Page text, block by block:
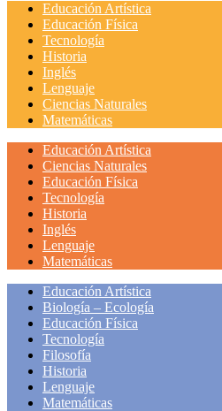
Educación Artística
Educación Física
Tecnología
Historia
Inglés
Lenguaje
Ciencias Naturales
Matemáticas
Educación Artística
Ciencias Naturales
Educación Física
Tecnología
Historia
Inglés
Lenguaje
Matemáticas
Educación Artística
Biología – Ecología
Educación Física
Tecnología
Filosofía
Historia
Lenguaje
Matemáticas